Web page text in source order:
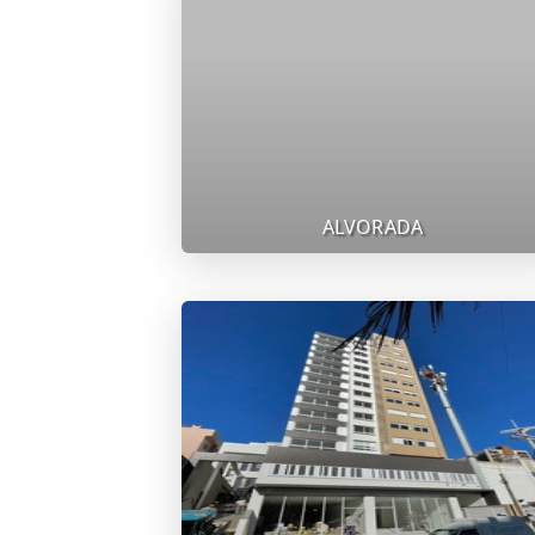
ALVORADA